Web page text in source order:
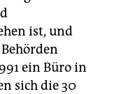
ist, und
ein Büro in
sich die 30